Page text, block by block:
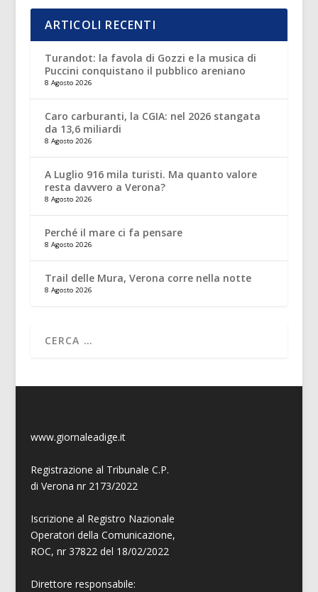
ARTICOLI RECENTI
Turandot: la favola di Gozzi e la musica di
Puccini conquistano il pubblico areniano
8 Agosto 2026
Caro carburanti, la CGIA: nel 2026 stangata
da 13,6 miliardi
8 Agosto 2026
A Luglio 916 mila turisti. Ma quanto valore
resta davvero a Verona?
8 Agosto 2026
Perché il mare ci fa pensare
8 Agosto 2026
Trail delle Mura, Verona corre nella notte
8 Agosto 2026
www.giornaleadige.it
Registrazione al Tribunale C.P.
di Verona nr 2173/2022
Iscrizione al Registro Nazionale
Operatori della Comunicazione,
ROC, nr 37822 del 18/02/2022
Direttore responsabile: